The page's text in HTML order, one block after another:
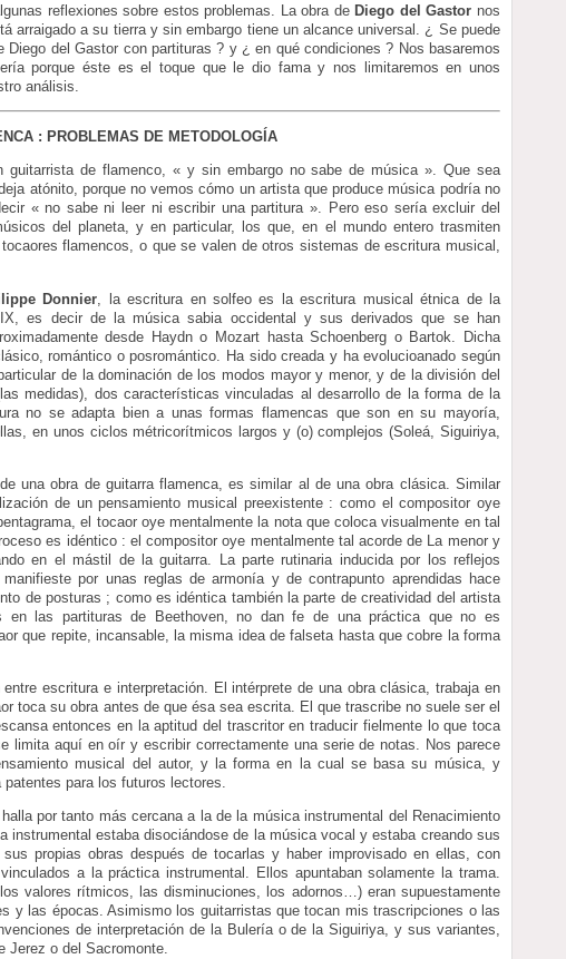
reflexiones sobre estos problemas. La obra deDiego del Gastor nos
arraigado a su tierra y sin embargo tiene un alcance universal. ¿ Se puede
Diego del Gastor con partituras ? y ¿ en qué condiciones ? Nos basaremos
porque éste es el toque que le dio fama y nos limitaremos en unos
análisis.
: PROBLEMAS DE METODOLOGÍA
guitarrista de flamenco, « y sin embargo no sabe de música ». Que sea
atónito, porque no vemos cómo un artista que produce música podría no
« no sabe ni leer ni escribir una partitura ». Pero eso sería excluir del
del planeta, y en particular, los que, en el mundo entero trasmiten
flamencos, o que se valen de otros sistemas de escritura musical,
Donnier , la escritura en solfeo es la escritura musical étnica de la
es decir de la música sabia occidental y sus derivados que se han
desde Haydn o Mozart hasta Schoenberg o Bartok. Dicha
romántico o posromántico. Ha sido creada y ha evolucioanado según
de la dominación de los modos mayor y menor, y de la división del
medidas), dos características vinculadas al desarrollo de la forma de la
no se adapta bien a unas formas flamencas que son en su mayoría,
en unos ciclos métricorítmicos largos y (o) complejos (Soleá, Siguiriya,
una obra de guitarra flamenca, es similar al de una obra clásica. Similar
de un pensamiento musical preexistente : como el compositor oye
el tocaor oye mentalmente la nota que coloca visualmente en tal
es idéntico : el compositor oye mentalmente tal acorde de La menor y
en el mástil de la guitarra. La parte rutinaria inducida por los reflejos
por unas reglas de armonía y de contrapunto aprendidas hace
de posturas ; como es idéntica también la parte de creatividad del artista
en las partituras de Beethoven, no dan fe de una práctica que no es
que repite, incansable, la misma idea de falseta hasta que cobre la forma
escritura e interpretación. El intérprete de una obra clásica, trabaja en
toca su obra antes de que ésa sea escrita. El que trascribe no suele ser el
entonces en la aptitud del trascritor en traducir fielmente lo que toca
limita aquí en oír y escribir correctamente una serie de notas. Nos parece
musical del autor, y la forma en la cual se basa su música, y
para los futuros lectores.
por tanto más cercana a la de la música instrumental del Renacimiento
instrumental estaba disociándose de la música vocal y estaba creando sus
propias obras después de tocarlas y haber improvisado en ellas, con
a la práctica instrumental. Ellos apuntaban solamente la trama.
valores rítmicos, las disminuciones, los adornos…) eran supuestamente
y las épocas. Asimismo los guitarristas que tocan mis trascripciones o las
de interpretación de la Bulería o de la Siguiriya, y sus variantes,
Jerez o del Sacromonte.